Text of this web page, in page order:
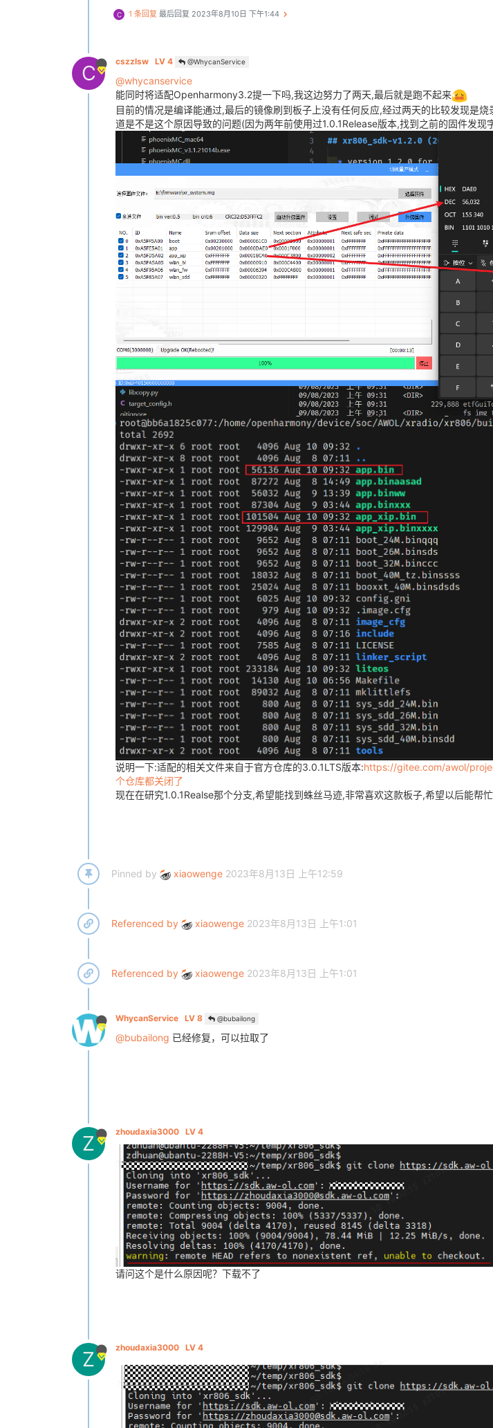
C 1 条回复 最后回复 2023年8月10日 下午1:44
C cszzlsw LV 4 @WhycanService
@whycanservice
能同时将适配Openharmony3.2提一下吗,我这边努力了两天,最后就是跑不起来
目前的情况是编译能通过,最后的镜像刷到板子上没有任何反应,经过两天的比较发现是
道是不是这个原因导致的问题(因为两年前使用过1.0.1Release版本,找到之前的固件发现
说明一下:适配的相关文件来自于官方仓库的3.0.1LTS版本:https://gitee.com/awol/
个仓库都关闭了
现在在研究1.0.1Realse那个分支,希望能找到蛛丝马迹,非常喜欢这款板子,希望以后能帮
Pinned by xiaowenge 2023年8月13日 上午12:59
Referenced by xiaowenge 2023年8月13日 上午1:01
Referenced by xiaowenge 2023年8月13日 上午1:01
WhycanService LV 8 @bubailong
@bubailong 已经修复，可以拉取了
Z zhoudaxia3000 LV 4
请问这个是什么原因呢？下载不了
Z zhoudaxia3000 LV 4